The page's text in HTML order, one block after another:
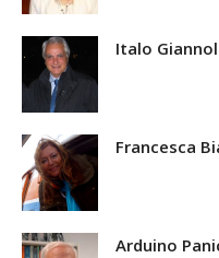
Italo
Francesca
Arduino